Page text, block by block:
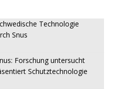
Technologie
Snus
Forschung untersucht
Schutztechnologie